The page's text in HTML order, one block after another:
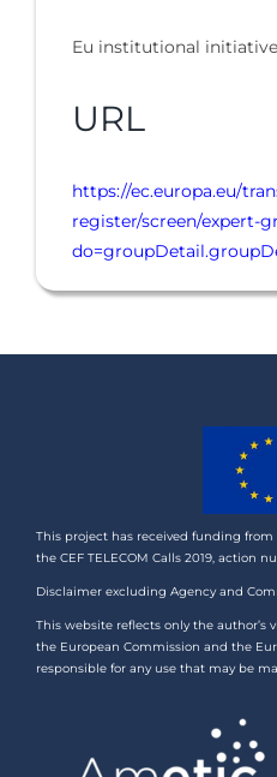
Eu institutional initiative
URL
https://ec.europa.eu/
register/screen/expert-
This project has received funding
the CEF TELECOM Calls 2019, action
Disclaimer excluding Agency and
This website reflects only the author’s
the European Commission and the
responsible for any use that may be